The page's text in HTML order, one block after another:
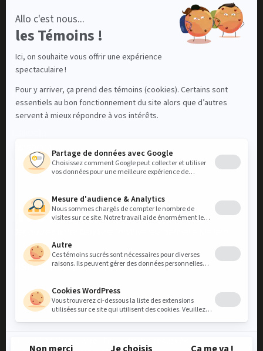
Impact
À propos
Contact
Nous contacter
Facebook
VISITEZ NOS MELLEM